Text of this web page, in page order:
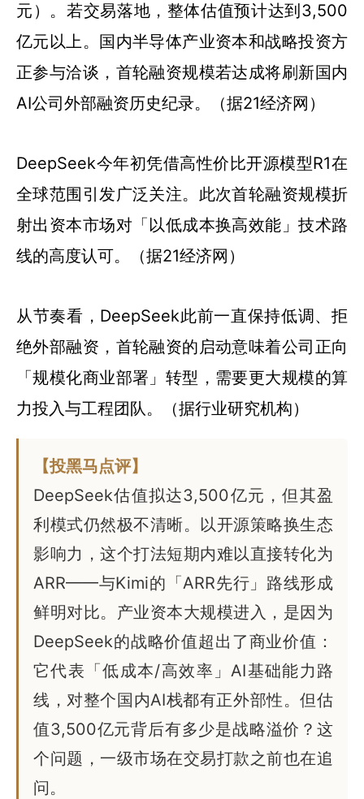
元）。若交易落地，整体估值预计达到3,500
亿元以上。国内半导体产业资本和战略投资方
正参与洽谈，首轮融资规模若达成将刷新国内
AI公司外部融资历史纪录。（据21经济网）
DeepSeek今年初凭借高性价比开源模型R1在
全球范围引发广泛关注。此次首轮融资规模折
射出资本市场对「以低成本换高效能」技术路
线的高度认可。（据21经济网）
从节奏看，DeepSeek此前一直保持低调、拒
绝外部融资，首轮融资的启动意味着公司正向
「规模化商业部署」转型，需要更大规模的算
力投入与工程团队。（据行业研究机构）
【投黑马点评】
DeepSeek估值拟达3,500亿元，但其盈
利模式仍然极不清晰。以开源策略换生态
影响力，这个打法短期内难以直接转化为
ARR——与Kimi的「ARR先行」路线形成
鲜明对比。产业资本大规模进入，是因为
DeepSeek的战略价值超出了商业价值：
它代表「低成本/高效率」AI基础能力路
线，对整个国内AI栈都有正外部性。但估
值3,500亿元背后有多少是战略溢价？这
个问题，一级市场在交易打款之前也在追
问。